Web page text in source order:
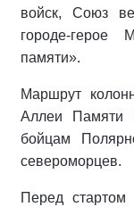
войск, Союз
городе-герое
памяти».
Маршрут
Аллеи Памяти
бойцам
североморцев.
Перед стартом